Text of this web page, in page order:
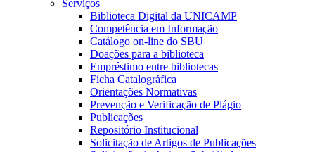
Serviços
Biblioteca Digital da UNICAMP
Competência em Informação
Catálogo on-line do SBU
Doações para a biblioteca
Empréstimo entre bibliotecas
Ficha Catalográfica
Orientações Normativas
Prevenção e Verificação de Plágio
Publicações
Repositório Institucional
Solicitação de Artigos de Publicações